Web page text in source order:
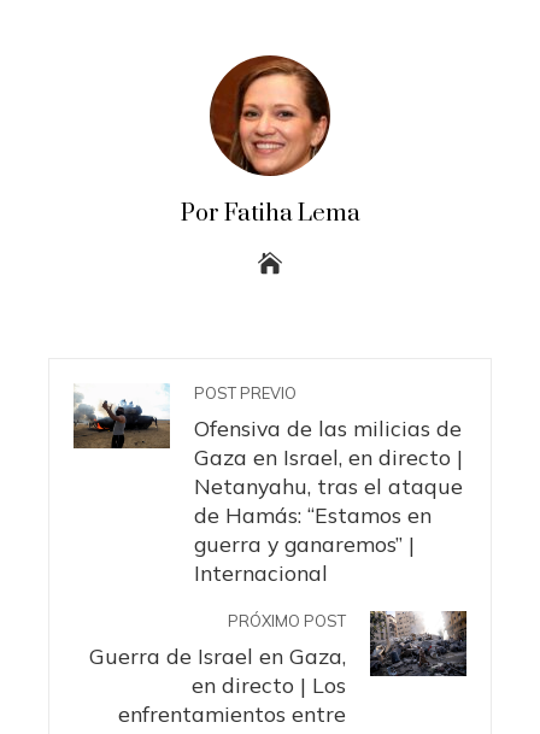
Por Fatiha Lema
POST PREVIO
Ofensiva de las milicias de
Gaza en Israel, en directo |
Netanyahu, tras el ataque
de Hamás: “Estamos en
guerra y ganaremos” |
Internacional
PRÓXIMO POST
Guerra de Israel en Gaza,
en directo | Los
enfrentamientos entre